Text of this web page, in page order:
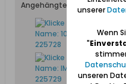
Angehängte Dateien
unserer
Wenn
"
unseren